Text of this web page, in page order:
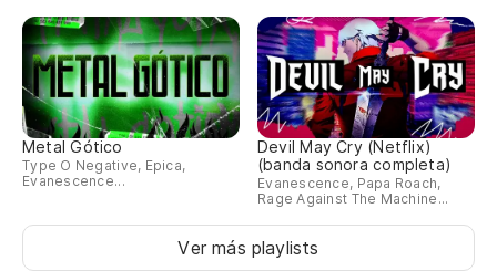
Metal Gótico
Type O Negative, Epica,
Evanescence...
Devil May Cry (Netflix)
(banda sonora completa)
Evanescence, Papa Roach,
Rage Against The Machine...
Ver más playlists